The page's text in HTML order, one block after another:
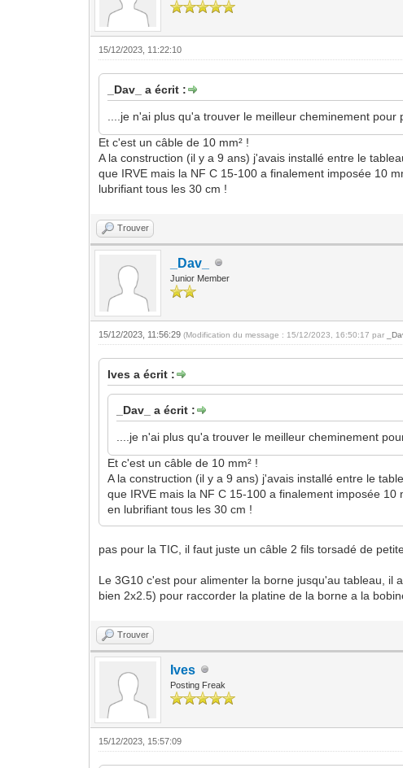
15/12/2023, 11:22:10
_Dav_ a écrit :
....je n'ai plus qu'a trouver le meilleur cheminement
Et c'est un câble de 10 mm² !
A la construction (il y a 9 ans) j'avais installé entre le
que IRVE mais la NF C 15-100 a finalement imposée 10
lubrifiant tous les 30 cm !
Trouver
_Dav_
Junior Member
15/12/2023, 11:56:29(Modification du message : 15/12/2023, 16:50:17 par
Ives a écrit :
_Dav_ a écrit :
....je n'ai plus qu'a trouver le meilleur cheminement
Et c'est un câble de 10 mm² !
A la construction (il y a 9 ans) j'avais installé entre le
que IRVE mais la NF C 15-100 a finalement imposée
en lubrifiant tous les 30 cm !
pas pour la TIC, il faut juste un câble 2 fils torsadé de
Le 3G10 c'est pour alimenter la borne jusqu'au tableau, il
bien 2x2.5) pour raccorder la platine de la borne a la
Trouver
Ives
Posting Freak
15/12/2023, 15:57:09